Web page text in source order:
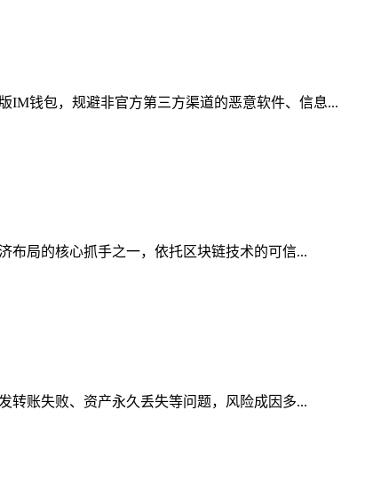
IM钱包，规避非官方第三方渠道的恶意软件、信息...
布局的核心抓手之一，依托区块链技术的可信...
转账失败、资产永久丢失等问题，风险成因多...